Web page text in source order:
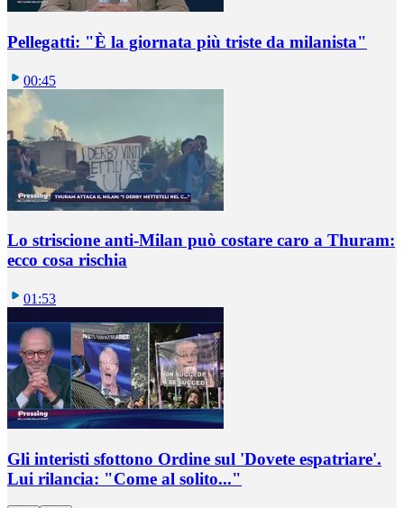
Pellegatti: "È la giornata più triste da milanista"
00:45
Lo striscione anti-Milan può costare caro a Thuram:
ecco cosa rischia
01:53
Gli interisti sfottono Ordine sul 'Dovete espatriare'.
Lui rilancia: "Come al solito..."